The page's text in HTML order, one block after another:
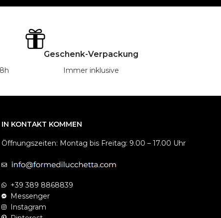
Geschenk-Verpackung
Immer inklusive
IN KONTAKT KOMMEN
Öffnungszeiten: Montag bis Freitag: 9.00 – 17.00 Uhr
+39 389 8868839
Messenger
Instagram